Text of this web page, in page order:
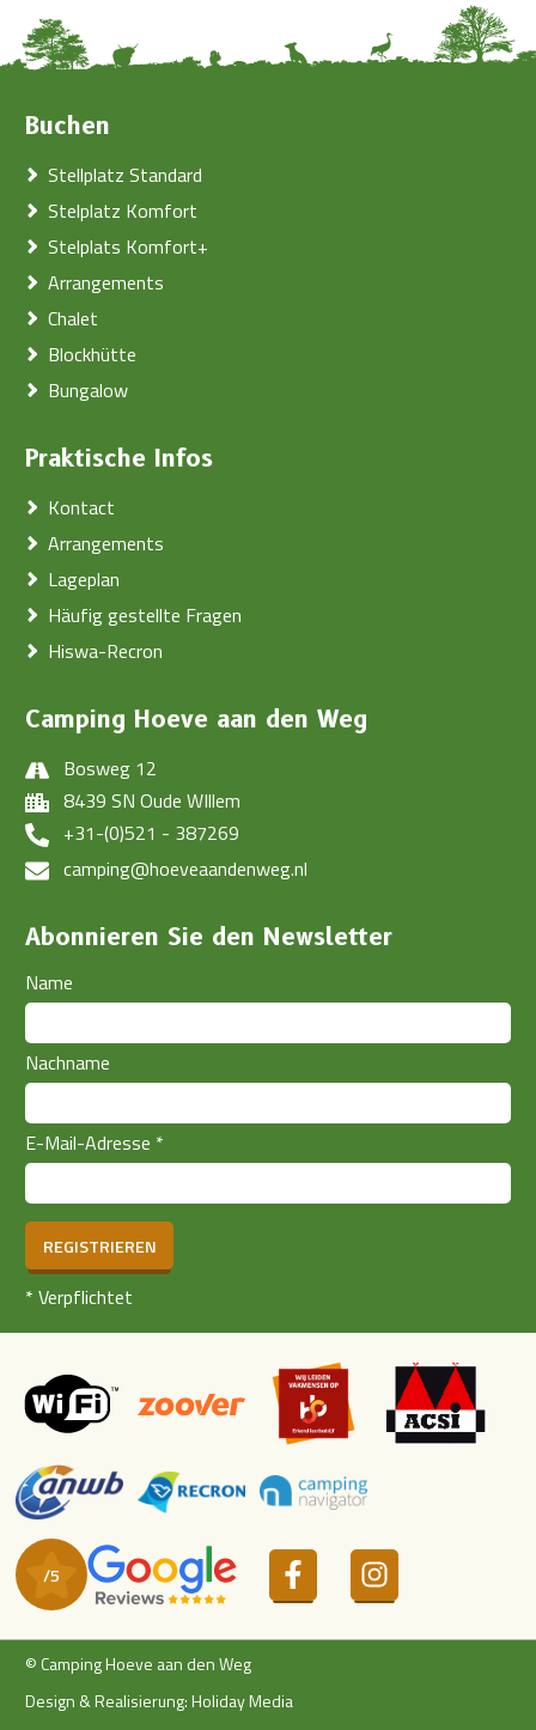
Buchen
Stellplatz Standard
Stelplatz Komfort
Stelplats Komfort+
Arrangements
Chalet
Blockhütte
Bungalow
Praktische Infos
Kontact
Arrangements
Lageplan
Häufig gestellte Fragen
Hiswa-Recron
Camping Hoeve aan den Weg
Bosweg 12
8439 SN Oude WIllem
+31-(0)521 - 387269
camping@hoeveaandenweg.nl
Abonnieren Sie den Newsletter
Name
Nachname
E-Mail-Adresse *
REGISTRIEREN
* Verpflichtet
© Camping Hoeve aan den Weg
Design & Realisierung: Holiday Media